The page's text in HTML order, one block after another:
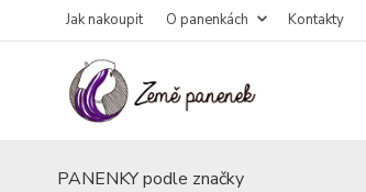
Jak nakoupit O panenkách Kontakty
PANENKY podle značky